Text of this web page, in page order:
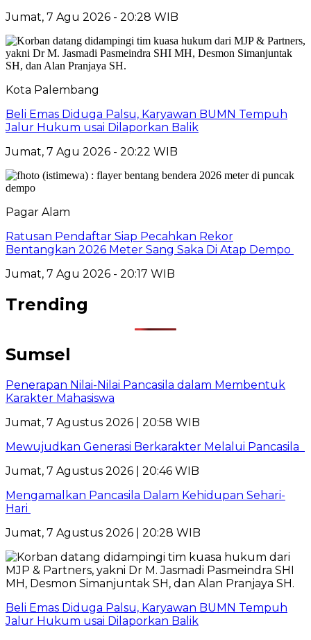
Jumat, 7 Agu 2026 - 20:28 WIB
Kota Palembang
Beli Emas Diduga Palsu, Karyawan BUMN Tempuh
Jalur Hukum usai Dilaporkan Balik
Jumat, 7 Agu 2026 - 20:22 WIB
Pagar Alam
Ratusan Pendaftar Siap Pecahkan Rekor
Bentangkan 2026 Meter Sang Saka Di Atap Dempo
Jumat, 7 Agu 2026 - 20:17 WIB
Trending
Sumsel
Penerapan Nilai-Nilai Pancasila dalam Membentuk
Karakter Mahasiswa
Jumat, 7 Agustus 2026 | 20:58 WIB
Mewujudkan Generasi Berkarakter Melalui Pancasila
Jumat, 7 Agustus 2026 | 20:46 WIB
Mengamalkan Pancasila Dalam Kehidupan Sehari-
Hari
Jumat, 7 Agustus 2026 | 20:28 WIB
Beli Emas Diduga Palsu, Karyawan BUMN Tempuh
Jalur Hukum usai Dilaporkan Balik